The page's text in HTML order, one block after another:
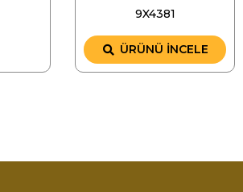
9X4381
ÜRÜNÜ İNCELE